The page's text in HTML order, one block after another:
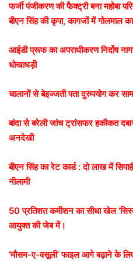
फर्जी पंजीकरण की फैक्ट्री बना महोबा
बीएन सिंह की कृपा, कागजों में गोलमाल
आईडी प्रूफ का अपराधीकरण निर्दोष
धोखाधड़ी
चालानों से बेइज्जती पता दुरुपयोग कर
बांदा से बरेली जांच ट्रांसफर हकीकत
अनदेखी
बीएन सिंह का रेट कार्ड : दो लाख में
नीलामी
50 प्रतिशत कमीशन का सीधा खेल
आयुक्त की जेब में।
‘मौसम-ए-वसूली’ फाइल आगे बढ़ाने के लिए